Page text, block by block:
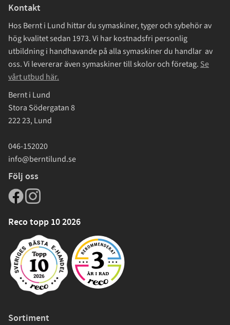
Kontakt
Hos Bernt i Lund hittar du symaskiner, tyger och sybehör av
hög kvalitet sedan 1973. Vi har kostnadsfri personlig
utbildning i handhavande på alla symaskiner du handlar av
oss. Vi levererar även symaskiner till skolor och företag. Se
vårt utbud här.
Bernt i Lund
Stora Södergatan 8
222 23, Lund
046-152020
info@berntilund.se
Följ oss
Reco topp 10 2026
Sortiment